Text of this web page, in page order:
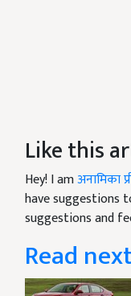
Like this
Hey! I amअनामिका
have suggestions
suggestions and
Read